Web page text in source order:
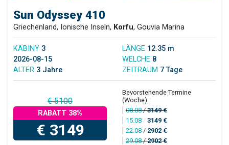
Sun Odyssey 410
Griechenland, Ionische Inseln, Korfu, Gouvia Marina
KABINY 3 LÄNGE 12.35 m
2026-08-15
WELCHE 8
ALTER 3 Jahre ZEITRAUM 7 Tage
€ 5100
RABATT 38%
€ 3149
Bevorstehende Termine
(Woche):
08.08/3149 €
15.08 / 3149 €
22.08/2902 €
29.08/2902 €